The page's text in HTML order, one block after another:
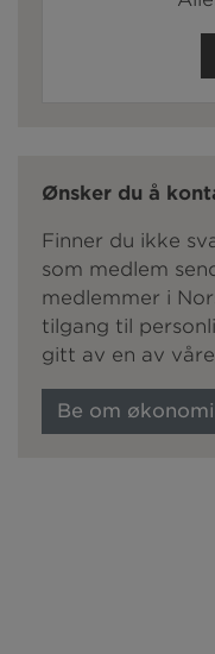
Ønsker du å
Finner du ikke
som medlem
medlemmer i
tilgang til
gitt av en av
Be om